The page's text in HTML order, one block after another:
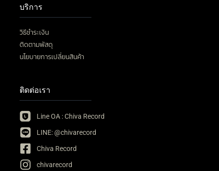
บริการ
วิธีชำระเงิน
ติดตามพัสดุ
นโยบายการเปลี่ยนสินค้า
ติดต่อเรา
Line OA : Chiva Record
LINE: @chivarecord
Chiva Record
chivarecord